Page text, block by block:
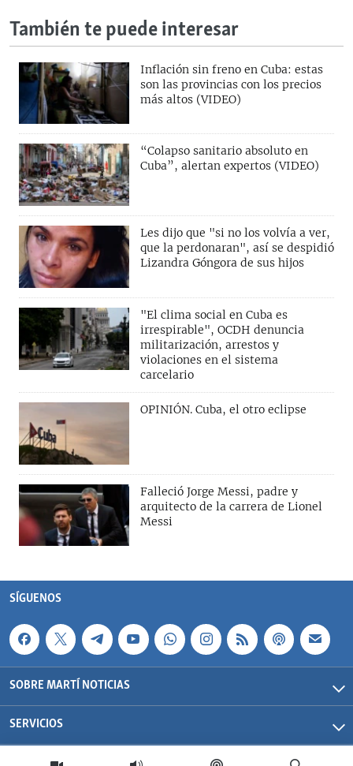
También te puede interesar
Inflación sin freno en Cuba: estas
son las provincias con los precios
más altos (VIDEO)
“Colapso sanitario absoluto en
Cuba”, alertan expertos (VIDEO)
Les dijo que "si no los volvía a ver,
que la perdonaran", así se despidió
Lizandra Góngora de sus hijos
"El clima social en Cuba es
irrespirable", OCDH denuncia
militarización, arrestos y
violaciones en el sistema
carcelario
OPINIÓN. Cuba, el otro eclipse
Falleció Jorge Messi, padre y
arquitecto de la carrera de Lionel
Messi
SÍGUENOS
SOBRE MARTÍ NOTICIAS
SERVICIOS